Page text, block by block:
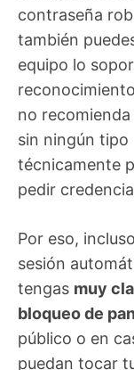
contraseña
también
equipo lo
no
sin ningún
técnicamente
pedir
Por eso,
sesión
tengas muy
bloqueo de
público o en
puedan tocar